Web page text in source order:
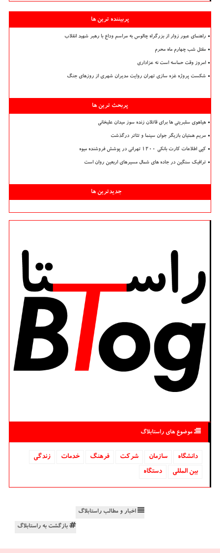
پربیننده ترین ها
راهنمای عبور زوار از بزرگراه چالوس به مراسم وداع با رهبر شهید انقلاب
مقتل شب چهارم ماه محرم
امروز وقت حماسه است نه عزاداری
شکست پروژه غزه سازی تهران روایت مدیران شهری از روزهای جنگ
پربحث ترین ها
هیاهوی سلبریتی ها برای قاتلان زنده سوز میدان علیخانی
مریم همتیان بازیگر جوان سینما و تئاتر درگذشت
کپی اطلاعات کارت بانکی ۱۲۰۰ تهرانی در پوشش فروشنده میوه
ترافیک سنگین در جاده های شمال مسیرهای اربعین روان است
جدیدترین ها
موضوع های راستابلاگ
دانشگاه‌ سازمان شركت فرهنگ خدمات
زندگی
بین المللی
دستگاه
اخبار و مطالب راستابلاگ
بازگشت به راستابلاگ